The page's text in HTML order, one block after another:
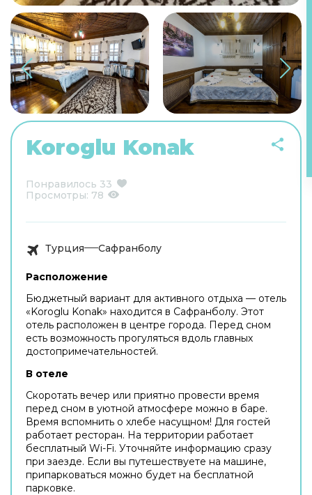
Koroglu Konak
Понравилось 33
Просмотры: 78
Турция Сафранболу
Расположение
Бюджетный вариант для активного отдыха — отель
«Koroglu Konak» находится в Сафранболу. Этот
отель расположен в центре города. Перед сном
есть возможность прогуляться вдоль главных
достопримечательностей.
В отеле
Скоротать вечер или приятно провести время
перед сном в уютной атмосфере можно в баре.
Время вспомнить о хлебе насущном! Для гостей
работает ресторан. На территории работает
бесплатный Wi-Fi. Уточняйте информацию сразу
при заезде. Если вы путешествуете на машине,
припарковаться можно будет на бесплатной
парковке.